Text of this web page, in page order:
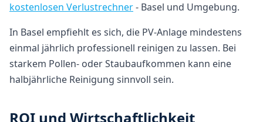
kostenlosen Verlustrechner- Basel und Umgebung.
In Basel empfiehlt es sich, die PV-Anlage mindestens
einmal jährlich professionell reinigen zu lassen. Bei
starkem Pollen- oder Staubaufkommen kann eine
halbjährliche Reinigung sinnvoll sein.
ROI und Wirtschaftlichkeit